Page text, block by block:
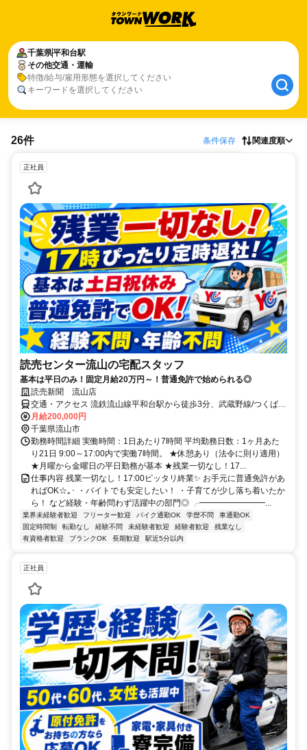
千葉県平和台駅
その他交通・運輸
特徴/給与/雇用形態を選択してください
キーワードを選択してください
26件 条件保存 関連度順
正社員
読売センター流山の宅配スタッフ
基本は平日のみ！固定月給20万円～！普通免許で始められる◎
読売新聞 流山店
交通・アクセス 流鉄流山線平和台駅から徒歩3分、武蔵野線/つくばエ
クスプレス南流山駅から車で5分
月給200,000円
千葉県流山市
勤務時間詳細 実働時間：1日あたり7時間 平均勤務日数：1ヶ月あた
り21日 9:00～17:00内で実働7時間。 ★休憩あり（法令に則り適用）
★月曜から金曜日の平日勤務が基本 ★残業一切なし！17...
仕事内容 残業一切なし！17:00ピッタリ終業✨ お手元に普通免許があ
ればOK☆｡･ ・バイトでも安定したい！ ・子育てが少し落ち着いたか
ら！ など経験・年齢問わず活躍中の部門◎ ╭━━━━━━━━...
業界未経験者歓迎 フリーター歓迎 バイク通勤OK 学歴不問
車通勤OK
固定時間制
転勤なし 経験不問 未経験者歓迎 経験者歓迎
残業なし
有資格者歓迎
ブランクOK 長期歓迎 駅近5分以内
正社員